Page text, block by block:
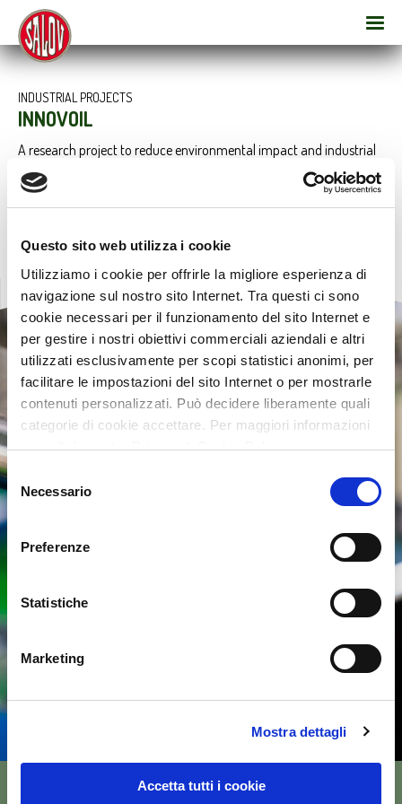
Questo sito web utilizza i cookie
Utilizziamo i cookie per offrirle la migliore esperienza di
navigazione sul nostro sito Internet. Tra questi ci sono
cookie necessari per il funzionamento del sito Internet e
per gestire i nostri obiettivi commerciali aziendali e altri
utilizzati esclusivamente per scopi statistici anonimi, per
facilitare le impostazioni del sito Internet o per mostrarle
contenuti personalizzati. Può decidere liberamente quali
categorie di cookie accettare. Per maggiori informazioni
consulti la nostra Privacy & Cookie Policy
Selezione
del
consenso
Necessario
Preferenze
Statistiche
Marketing
Mostra dettagli
Accetta tutti i cookie
INDUSTRIAL PROJECTS
INNOVOIL
A research project to reduce environmental impact and industrial
risk, aimed at optimising the Refining Process.
CONTACT US